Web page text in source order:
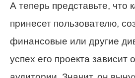
А теперь представьте, что
принесет пользователю,
финансовые или другие
успех его проекта зависит